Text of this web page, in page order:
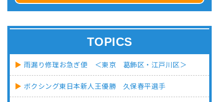
TOPICS
雨漏り修理お急ぎ便 ＜東京 葛飾区・江戸川区＞
ボクシング東日本新人王優勝 久保春平選手